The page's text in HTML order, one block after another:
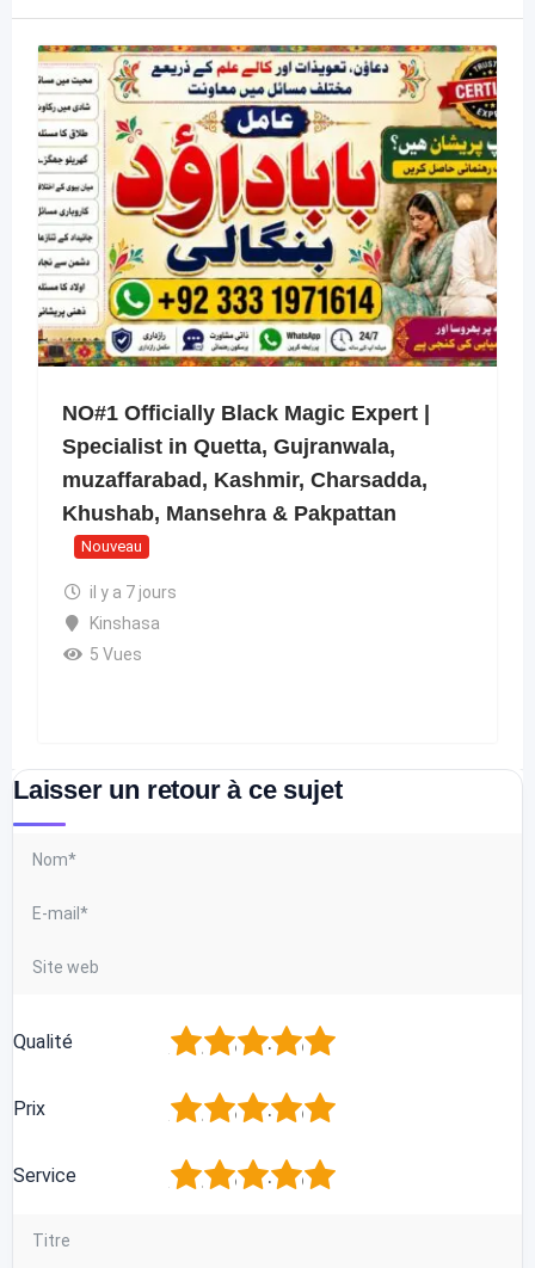
NO#1 Officially Black Magic Expert |
Specialist in Quetta, Gujranwala,
muzaffarabad, Kashmir, Charsadda,
Khushab, Mansehra & Pakpattan
Nouveau
il y a 7 jours
Kinshasa
5 Vues
Laisser un retour à ce sujet
Qualité 5
4
3
2
Prix 5
4
3
2
Service 5
4
3
2